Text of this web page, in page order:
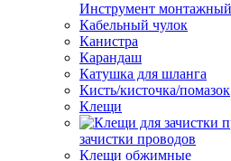
Инструмент
Кабельный чулок
Канистра
Карандаш
Катушка для шланга
Кисть/кисточка/помазок
Клещи
зачистки проводов
Клещи обжимные